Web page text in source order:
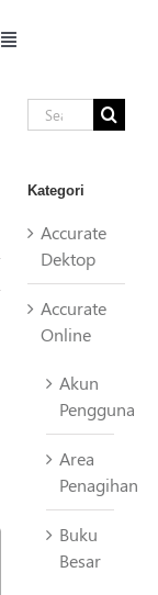
Toggle
Beranda
Harga
Manufaktur
Daftar
Login
Search
for:
Kategori
Accurate
Dektop
Accurate
Online
Akun
Pengguna
Area
Penagihan
Buku
Besar